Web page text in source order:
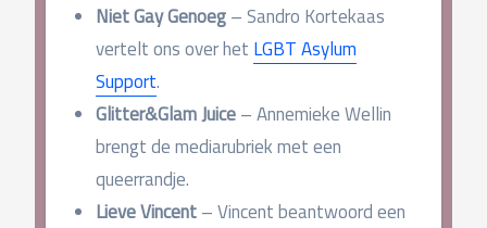
Niet Gay Genoeg– Sandro Kortekaas
vertelt ons over het LGBT Asylum
Support.
Glitter&Glam Juice– Annemieke Wellin
brengt de mediarubriek met een
queerrandje.
Lieve Vincent– Vincent beantwoord een